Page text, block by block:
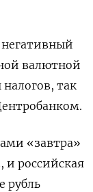
валютной
так
«завтра»
и российская
рубль